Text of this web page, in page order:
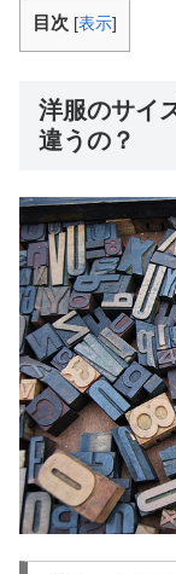
目次 [表示]
洋服のサイ
違うの？